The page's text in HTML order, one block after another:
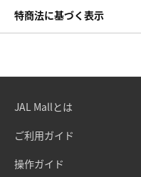
特商法に基づく表示
JAL Mallとは
ご利用ガイド
操作ガイド